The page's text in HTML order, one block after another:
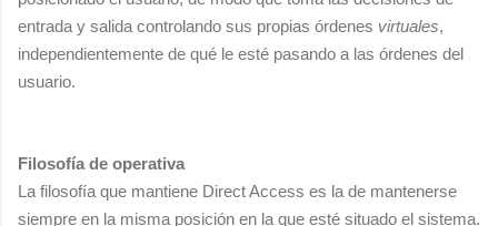
entrada y salida controlando sus propias órdenes virtuales,
independientemente de qué le esté pasando a las órdenes del
usuario.
Filosofía de operativa
La filosofía que mantiene Direct Access es la de mantenerse
siempre en la misma posición en la que esté situado el sistema.